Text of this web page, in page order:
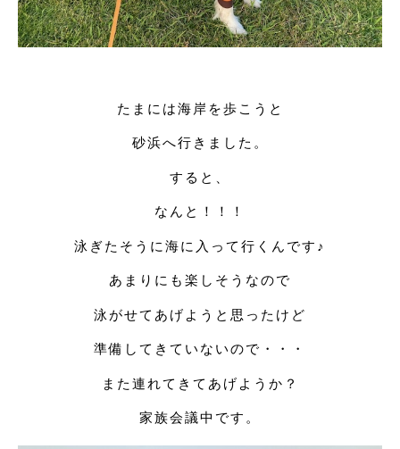
たまには海岸を歩こうと
砂浜へ行きました。
すると、
なんと！！！
泳ぎたそうに海に入って行くんです♪
あまりにも楽しそうなので
泳がせてあげようと思ったけど
準備してきていないので・・・
また連れてきてあげようか？
家族会議中です。